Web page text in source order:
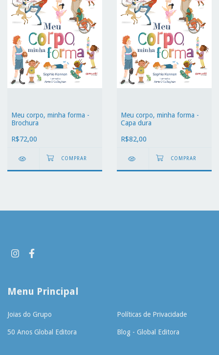
Meu corpo, minha forma -
Brochura
R$72,00
Meu corpo, minha forma -
Capa dura
R$82,00
Menu Principal
Joias do Grupo Políticas de Privacidade
50 Anos Global Editora Blog - Global Editora